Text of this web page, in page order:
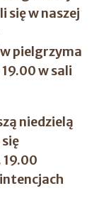
się w naszej
pielgrzyma
w sali
niedzielą